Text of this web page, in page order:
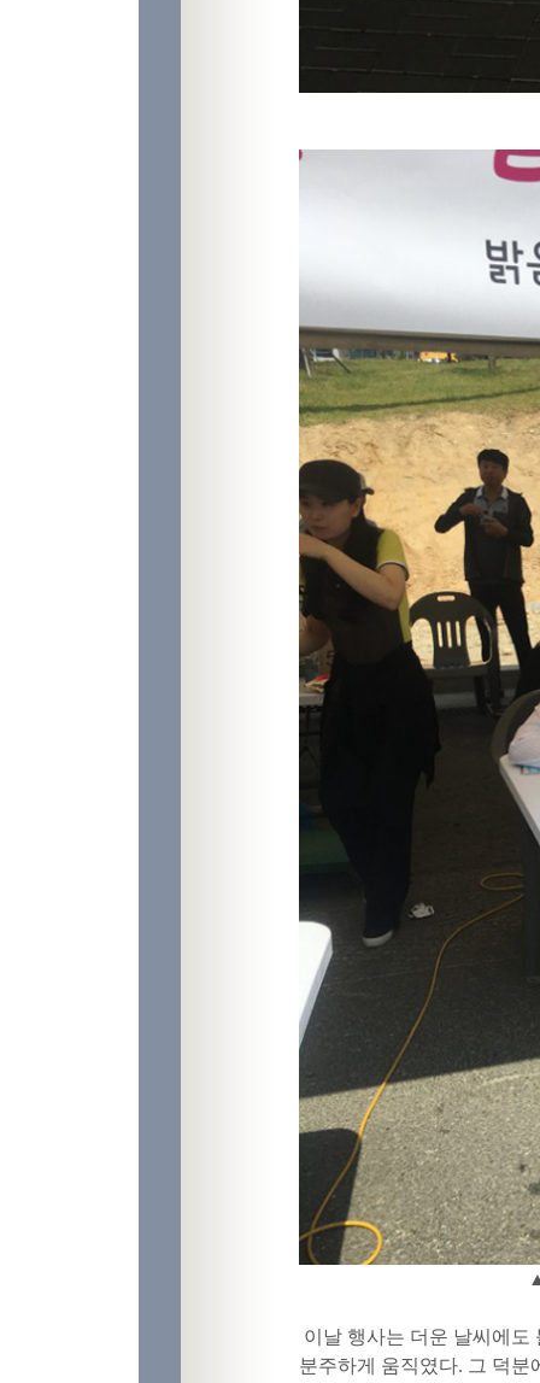
이날 행사는 더운 날씨에도
분주하게 움직였다. 그 덕분